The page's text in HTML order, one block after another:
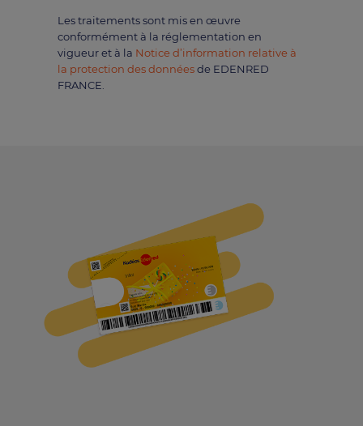
Les traitements sont mis en œuvre
conformément à la réglementation en
vigueur et à la Notice d’information relative à
la protection des données de EDENRED
FRANCE.